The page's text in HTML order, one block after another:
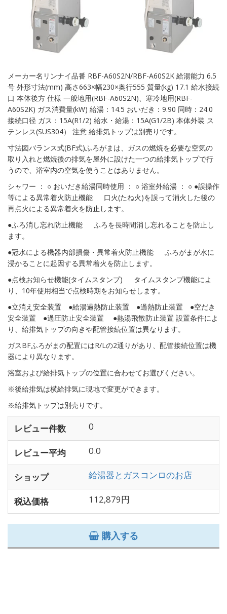
メーカー名リンナイ品番 RBF-A60S2N/RBF-A60S2K 給湯能力 6.5
号 外形寸法(mm) 高さ663×幅230×奥行555 質量(kg) 17.1 給水接続
口 本体後方 仕様 一般地用(RBF-A60S2N)、寒冷地用(RBF-
A60S2K) ガス消費量(kW) 給湯：14.5 おいだき：9.90 同時：24.0
接続口径 ガス：15A(R1/2) 給水・給湯：15A(G1/2B) 本体外装 ス
テンレス(SUS304） 注意 給排気トップは別売りです。
寸法図バランス式(BF式)ふろがまは、ガスの燃焼を必要な空気の
取り入れと燃焼後の排気を屋外に設けた一つの給排気トップで行
うので、浴室内の空気を使うことはありません。
シャワー ： ○ おいだき給湯同時使用 ： ○ 浴室外給湯 ： ○ ●誤操作
等による異常着火防止機能 口火(たね火)を誤って消火した後の
再点火による異常着火を防止します。
●ふろ消し忘れ防止機能 ふろを長時間消し忘れることを防止し
ます。
●冠水による機器内部損傷・異常着火防止機能 ふろがまが水に
浸かることに起因する異常着火を防止します。
●点検お知らせ機能(タイムスタンプ) タイムスタンプ機能によ
り、10年使用相当で点検時期をお知らせします。
●立消え安全装置 ●給湯過熱防止装置 ●過熱防止装置 ●空だき
安全装置 ●過圧防止安全装置 ●熱湯飛散防止装置 設置条件によ
り、給排気トップの向きや配管接続位置は異なります。
ガスBFふろがまの配置にはR/Lの2通りがあり、配管接続位置は機
器により異なります。
浴室および給排気トップの位置に合わせてお選びください。
※後給排気は横給排気に現地で変更ができます。
※給排気トップは別売りです。
レビュー件数 0
レビュー平均 0.0
ショップ 給湯器とガスコンロのお店
税込価格 112,879円
購入する